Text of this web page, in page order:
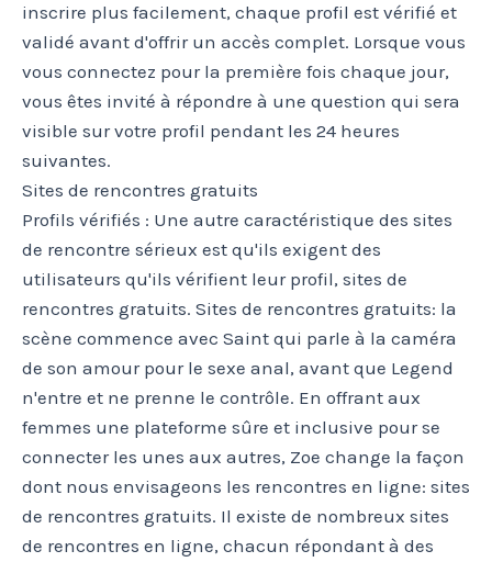
inscrire plus facilement, chaque profil est vérifié et
validé avant d'offrir un accès complet. Lorsque vous
vous connectez pour la première fois chaque jour,
vous êtes invité à répondre à une question qui sera
visible sur votre profil pendant les 24 heures
suivantes.
Sites de rencontres gratuits
Profils vérifiés : Une autre caractéristique des sites
de rencontre sérieux est qu'ils exigent des
utilisateurs qu'ils vérifient leur profil, sites de
rencontres gratuits. Sites de rencontres gratuits: la
scène commence avec Saint qui parle à la caméra
de son amour pour le sexe anal, avant que Legend
n'entre et ne prenne le contrôle. En offrant aux
femmes une plateforme sûre et inclusive pour se
connecter les unes aux autres, Zoe change la façon
dont nous envisageons les rencontres en ligne: sites
de rencontres gratuits. Il existe de nombreux sites
de rencontres en ligne, chacun répondant à des